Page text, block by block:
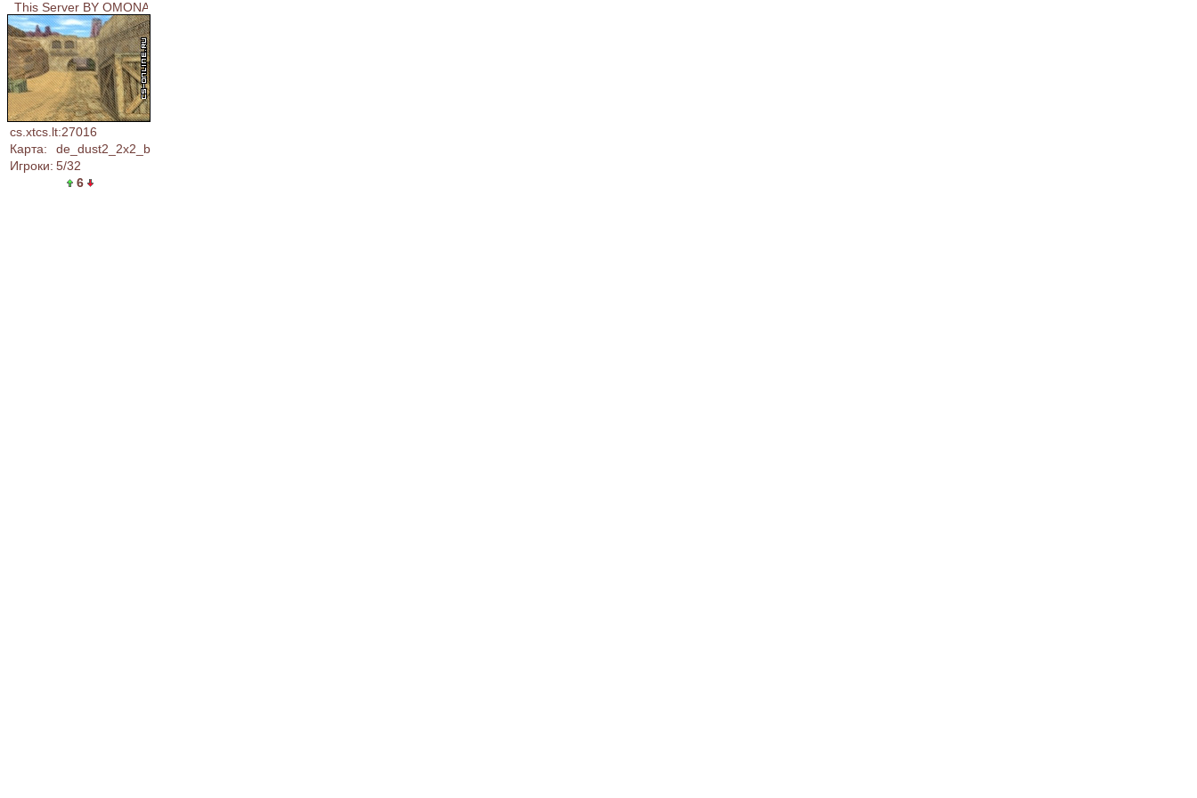
This Server BY OMONAS !!! CSDM-SentryGun
cs.xtcs.lt:27016
Карта:
de_dust2_2x2_b
Игроки: 5/32
6